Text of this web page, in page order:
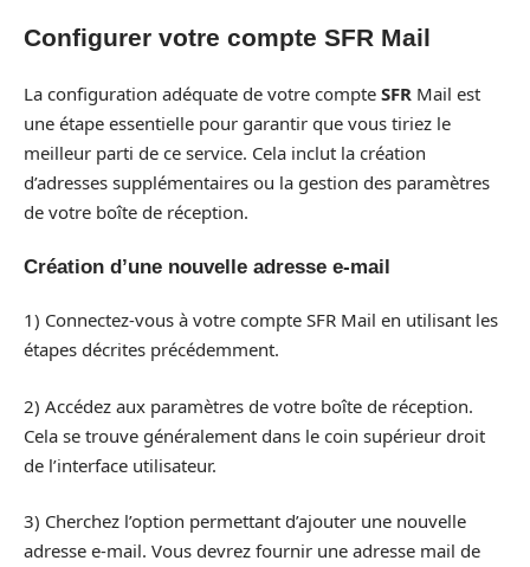
Configurer votre compte SFR Mail
La configuration adéquate de votre compte SFR Mail est
une étape essentielle pour garantir que vous tiriez le
meilleur parti de ce service. Cela inclut la création
d’adresses supplémentaires ou la gestion des paramètres
de votre boîte de réception.
Création d’une nouvelle adresse e-mail
1) Connectez-vous à votre compte SFR Mail en utilisant les
étapes décrites précédemment.
2) Accédez aux paramètres de votre boîte de réception.
Cela se trouve généralement dans le coin supérieur droit
de l’interface utilisateur.
3) Cherchez l’option permettant d’ajouter une nouvelle
adresse e-mail. Vous devrez fournir une adresse mail de